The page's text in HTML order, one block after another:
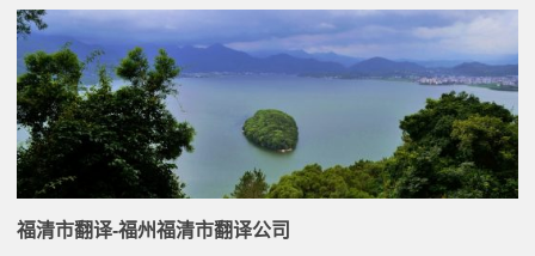
福清市翻译-福州福清市翻译公司